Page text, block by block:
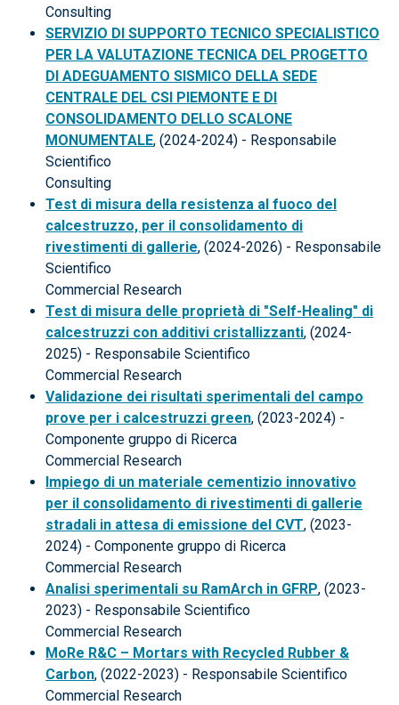
Consulting
SERVIZIO DI SUPPORTO TECNICO SPECIALISTICO
PER LA VALUTAZIONE TECNICA DEL PROGETTO
DI ADEGUAMENTO SISMICO DELLA SEDE
CENTRALE DEL CSI PIEMONTE E DI
CONSOLIDAMENTO DELLO SCALONE
MONUMENTALE, (2024-2024) - Responsabile
Scientifico
Consulting
Test di misura della resistenza al fuoco del
calcestruzzo, per il consolidamento di
rivestimenti di gallerie, (2024-2026) - Responsabile
Scientifico
Commercial Research
Test di misura delle proprietà di "Self-Healing" di
calcestruzzi con additivi cristallizzanti, (2024-
2025) - Responsabile Scientifico
Commercial Research
Validazione dei risultati sperimentali del campo
prove per i calcestruzzi green, (2023-2024) -
Componente gruppo di Ricerca
Commercial Research
Impiego di un materiale cementizio innovativo
per il consolidamento di rivestimenti di gallerie
stradali in attesa di emissione del CVT, (2023-
2024) - Componente gruppo di Ricerca
Commercial Research
Analisi sperimentali su RamArch in GFRP, (2023-
2023) - Responsabile Scientifico
Commercial Research
MoRe R&C – Mortars with Recycled Rubber &
Carbon, (2022-2023) - Responsabile Scientifico
Commercial Research